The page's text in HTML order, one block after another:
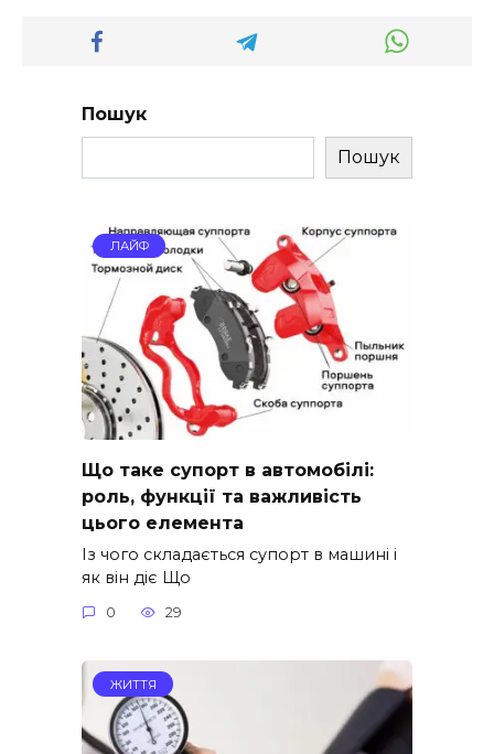
Пошук
Пошук
ЛАЙФ
Що таке супорт в автомобілі:
роль, функції та важливість
цього елемента
Із чого складається супорт в машині і
як він діє Що
0 29
ЖИТТЯ